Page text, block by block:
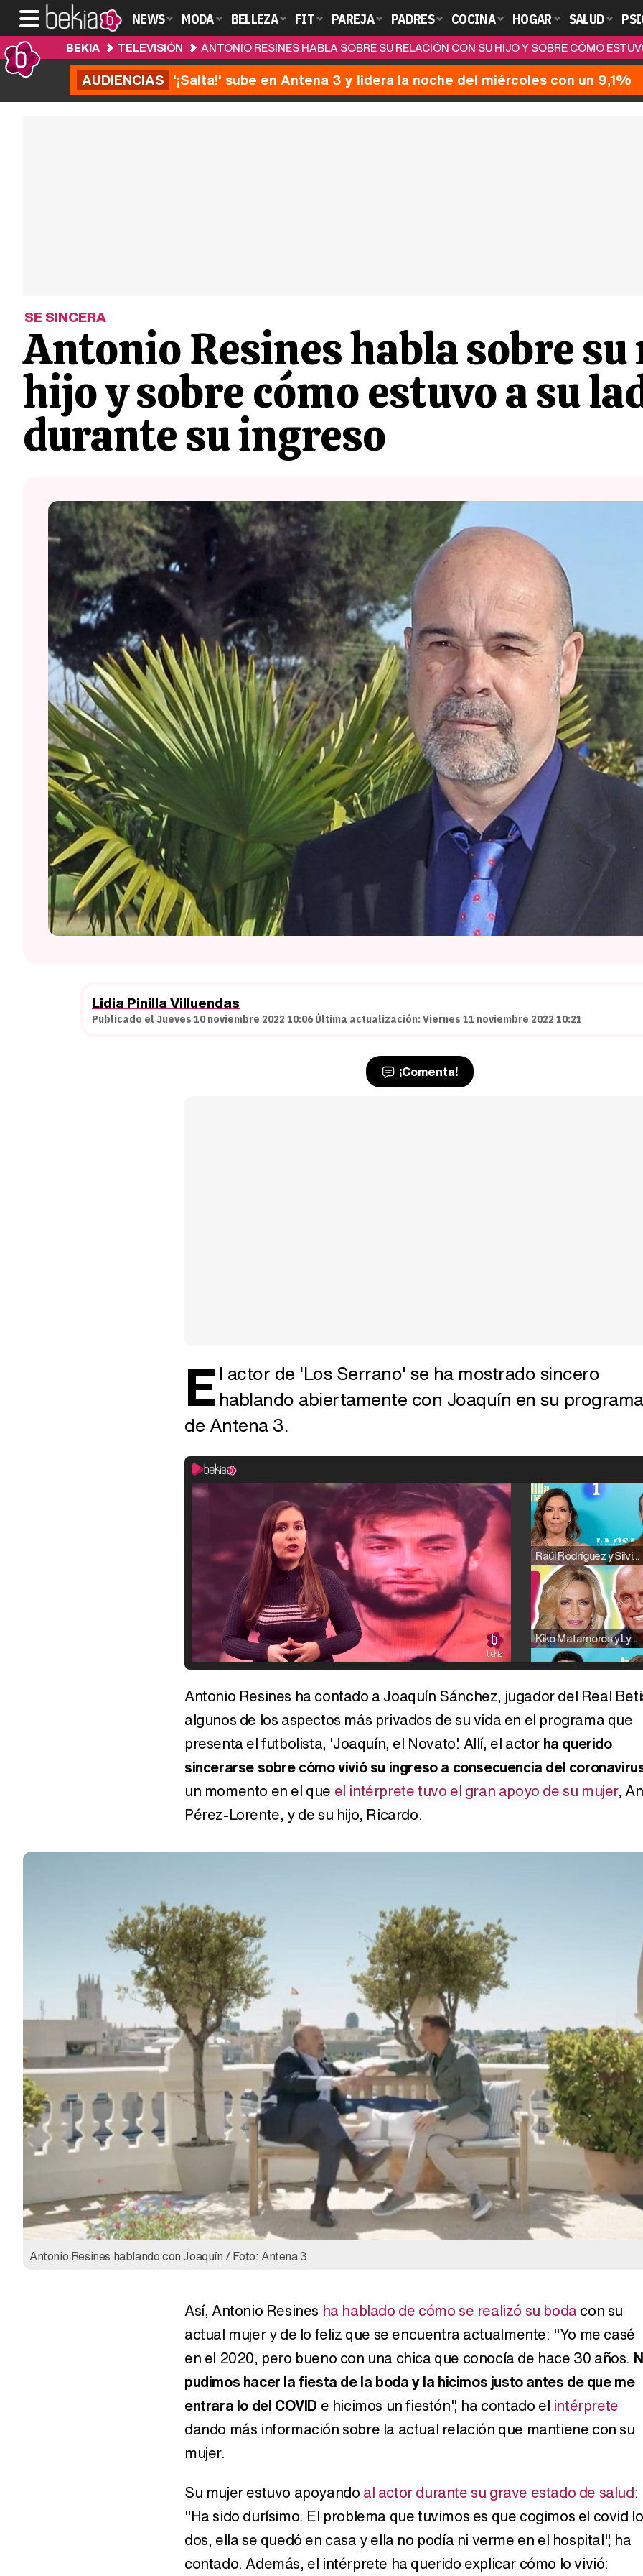
NEWS MODA BELLEZA FIT PAREJA PADRES COCINA HOGAR SALUD
BEKIA TELEVISIÓN ANTONIO RESINES HABLA SOBRE SU RELACIÓN CON SU HIJO Y SOBRE CÓMO
AUDIENCIAS '¡Salta!' sube en Antena 3 y lidera la noche del miércoles con un 9,1%
SE SINCERA
Antonio Resines habla sobre
hijo y sobre cómo estuvo a su
durante su ingreso
Lidia Pinilla Villuendas
Publicado el Jueves 10 noviembre 2022 10:06 Última actualización: Viernes 11 noviembre 2022 10:21
¡Comenta!
El actor de 'Los Serrano' se ha mostrado sincero
hablando abiertamente con Joaquín en su programa
de Antena 3.
Raúl Rodríguez y Silvia Taulés nos cuentan su papel en 'La familia de la tele'
Kiko Matamoros y Lydia Lozano: "Nuestro público es de todas las edades y RTVE tiene un público muy pegado a las novelas, al que tenemos que captar"
Carlota Corredera y Javier de Hoyos: "La tele tiene que representar al público también y aquí están todos los perfiles posibles&quo;
Manu Baqueiro: "Tuve como referente a Bruce Willis en 'Luz de Luna' para mi trabajo en la serie 'Perdiendo el juicio'"
Magdalena de Suecia responde a las críticas y explica por qué le han permitido lanzar su propio negocio
Antonio Resines ha contado a Joaquín Sánchez, jugador del Real
algunos de los aspectos más privados de su vida en el programa que
presenta el futbolista, 'Joaquín, el Novato'. Allí, el actor ha querido
sincerarse sobre cómo vivió su ingreso a consecuencia del
un momento en el que el intérprete tuvo el gran apoyo de su mujer,
Pérez-Lorente, y de su hijo, Ricardo.
Antonio Resines hablando con Joaquín / Foto: Antena 3
Así, Antonio Resines ha hablado de cómo se realizó su boda con su
actual mujer y de lo feliz que se encuentra actualmente: "Yo me casé
en el 2020, pero bueno con una chica que conocía de hace 30 años.
pudimos hacer la fiesta de la boda y la hicimos justo antes de que me
entrara lo del COVID e hicimos un fiestón", ha contado el intérprete
dando más información sobre la actual relación que mantiene con su
mujer.
Su mujer estuvo apoyando al actor durante su grave estado de salud:
"Ha sido durísimo. El problema que tuvimos es que cogimos el covid
dos, ella se quedó en casa y ella no podía ni verme en el hospital", ha
contado. Además, el intérprete ha querido explicar cómo lo vivió: